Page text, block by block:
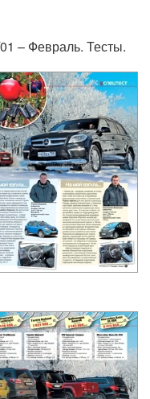
– Февраль. Тесты.